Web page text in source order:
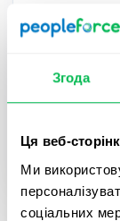
Згода
Ця веб-
Ми
соціальних
Перший
справити